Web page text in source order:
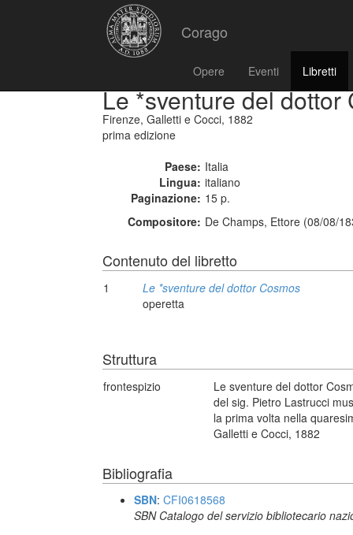
Corago
Opere Eventi Libretti
Le *sventure del dottor
Firenze, Galletti e Cocci, 1882
prima edizione
Paese: Italia
Lingua: italiano
Paginazione: 15 p.
Compositore: De Champs, Ettore (08/08/
Contenuto del libretto
1
Le *sventure del dottor Cosmos
operetta
Struttura
frontespizio
Le sventure del dottor
del sig. Pietro Lastrucci
la prima volta nella
Galletti e Cocci, 1882
Bibliografia
SBN: CFI0618568
SBN Catalogo del servizio bibliotecario